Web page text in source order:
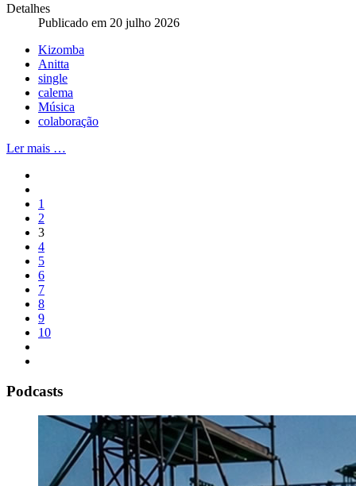
Detalhes
Publicado em 20 julho 2026
Kizomba
Anitta
single
calema
Música
colaboração
Ler mais …
1
2
3
4
5
6
7
8
9
10
Podcasts